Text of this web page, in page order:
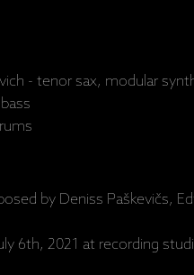
- tenor sax, modular
by Deniss Paškevičs,
6th, 2021 at recording